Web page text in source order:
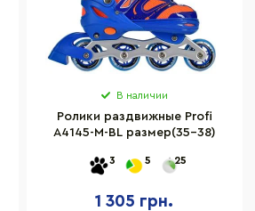
В наличии
Ролики раздвижные Profi
A4145-M-BL размер(35-38)
3 5 25
1 305 грн.